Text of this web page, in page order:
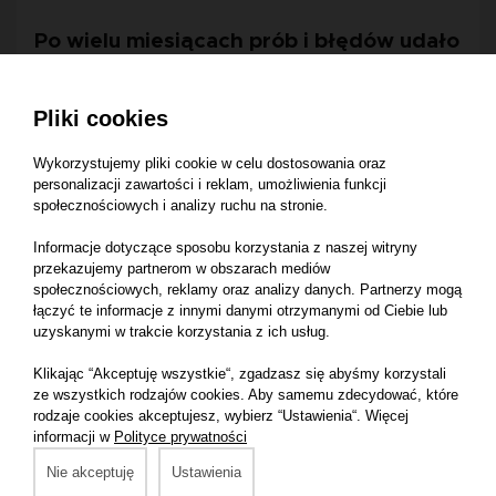
Po wielu miesiącach prób i błędów udało
Skoro Abi przestała chorować, postanowiłam ułatwić
życie innym psim i kocim rodzicom.
Długo przygotowywaliśmy odpowiednie receptury,
jeden: stworzenie produktu wręcz idealnego,
dostosowanego do wszystkich psich i kocich
.
wykonywała tylko Abi , później znajomi i znajomi
znajomych, zainteresowanie wzrastało i tak powstało
Animaldi. Mała firma, w której stawiamy na jakość – nie
na ilość.
Pliki cookies
Wykorzystujemy pliki cookie w celu dostosowania oraz
personalizacji zawartości i reklam, umożliwienia funkcji
społecznościowych i analizy ruchu na stronie.
Informacje dotyczące sposobu korzystania z naszej witryny
przekazujemy partnerom w obszarach mediów
społecznościowych, reklamy oraz analizy danych. Partnerzy mogą
łączyć te informacje z innymi danymi otrzymanymi od Ciebie lub
uzyskanymi w trakcie korzystania z ich usług.
Klikając “Akceptuję wszystkie“, zgadzasz się abyśmy korzystali
ze wszystkich rodzajów cookies. Aby samemu zdecydować, które
rodzaje cookies akceptujesz, wybierz “Ustawienia“. Więcej
informacji w Polityce prywatności
Nie akceptuję Ustawienia